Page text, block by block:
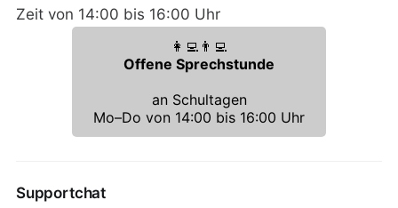
Zeit von 14:00 bis 16:00 Uhr
👩‍💻👨‍💻
Offene Sprechstunde
an Schultagen
Mo–Do von 14:00 bis 16:00 Uhr
Supportchat